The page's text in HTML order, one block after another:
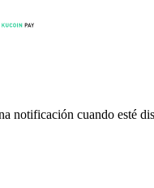
notificación cuando esté